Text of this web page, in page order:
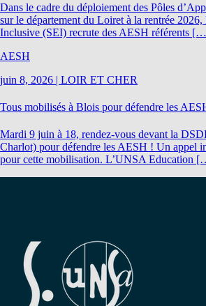
Dans le cadre du déploiement des Pôles
sur le département du Loiret à la rentrée
Inclusive (SEI) recrute des AESH référents
AESH
juin 8, 2026 | LOIR ET CHER
Tous mobilisés à Blois pour défendre les
Mardi 9 juin à 18, rendez-vous devant la
Charlot) pour défendre les AESH ! Un appel
pour cette mobilisation. L’UNSA Education